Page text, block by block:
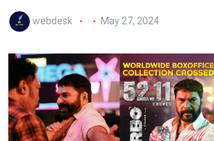
webdesk May 27, 2024